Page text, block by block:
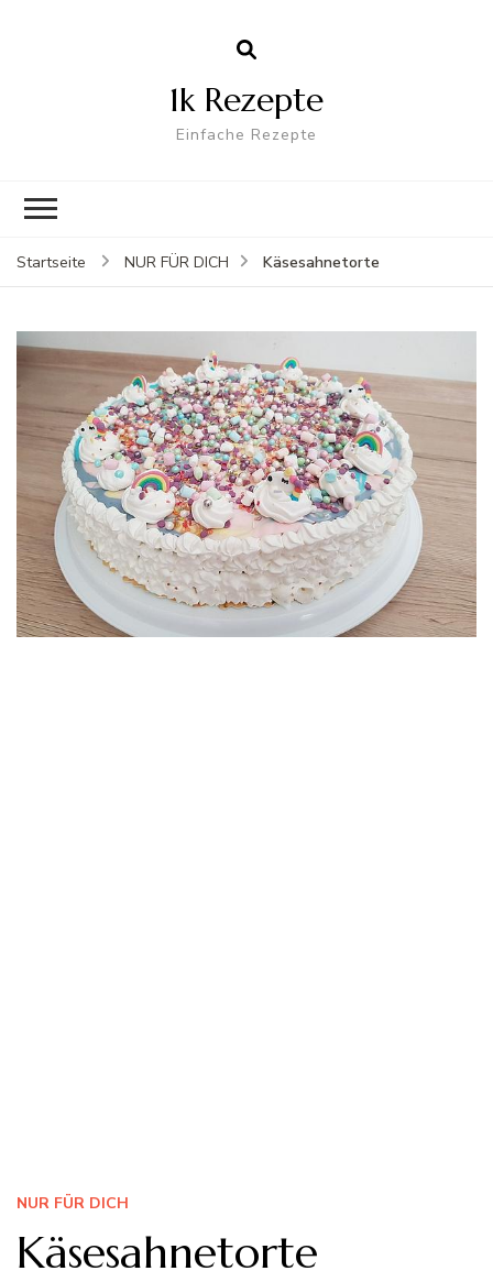
1k Rezepte
Einfache Rezepte
Startseite NUR FÜR DICH Käsesahnetorte
NUR FÜR DICH
Käsesahnetorte